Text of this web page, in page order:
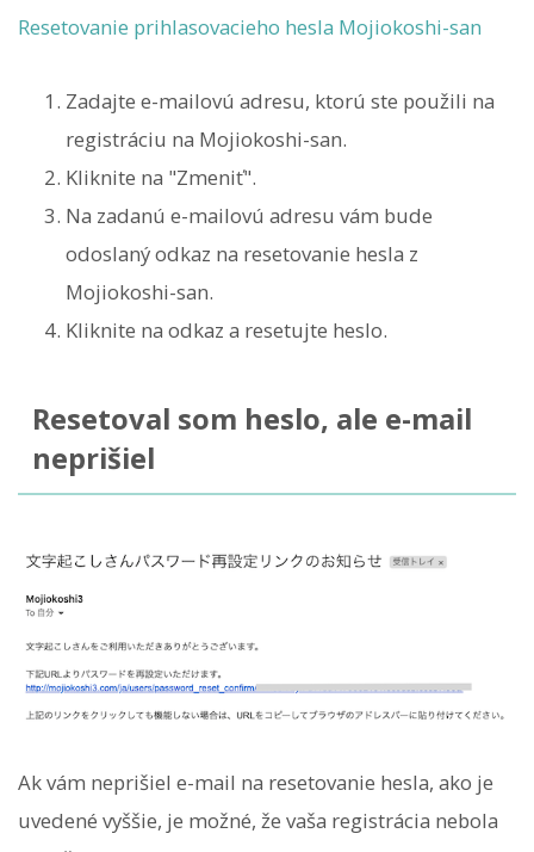
Resetovanie prihlasovacieho hesla Mojiokoshi-san
Zadajte e-mailovú adresu, ktorú ste použili na
registráciu na Mojiokoshi-san.
Kliknite na "Zmeniť".
Na zadanú e-mailovú adresu vám bude
odoslaný odkaz na resetovanie hesla z
Mojiokoshi-san.
Kliknite na odkaz a resetujte heslo.
Resetoval som heslo, ale e-mail
neprišiel
Ak vám neprišiel e-mail na resetovanie hesla, ako je
uvedené vyššie, je možné, že vaša registrácia nebola